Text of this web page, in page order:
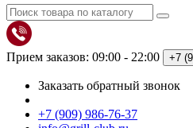
Прием заказов: 09:00 - 22:00 +7
Заказать обратный звонок
+7 (909) 986-76-37